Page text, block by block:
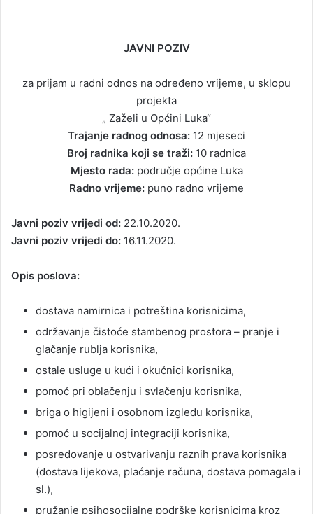
JAVNI POZIV
za prijam u radni odnos na određeno vrijeme, u sklopu
projekta
„ Zaželi u Općini Luka“
Trajanje radnog odnosa: 12 mjeseci
Broj radnika koji se traži: 10 radnica
Mjesto rada:područje općine Luka
Radno vrijeme: puno radno vrijeme
Javni poziv vrijedi od: 22.10.2020.
Javni poziv vrijedi do: 16.11.2020.
Opis poslova:
dostava namirnica i potreština korisnicima,
održavanje čistoće stambenog prostora – pranje i
glačanje rublja korisnika,
ostale usluge u kući i okućnici korisnika,
pomoć pri oblačenju i svlačenju korisnika,
briga o higijeni i osobnom izgledu korisnika,
pomoć u socijalnoj integraciji korisnika,
posredovanje u ostvarivanju raznih prava korisnika
(dostava lijekova, plaćanje računa, dostava pomagala i
sl.),
pružanje psihosocijalne podrške korisnicima kroz